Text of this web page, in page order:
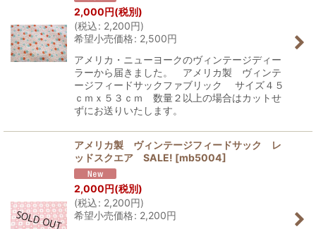
2,000円(税別)
(税込: 2,200円)
希望小売価格: 2,500円
アメリカ・ニューヨークのヴィンテージディー
ラーから届きました。 アメリカ製 ヴィンテ
ージフィードサックファブリック サイズ４５
ｃｍｘ５３ｃｍ 数量２以上の場合はカットせ
ずにお送りいたします。
アメリカ製 ヴィンテージフィードサック レ
ッドスクエア SALE! [mb5004]
2,000円(税別)
(税込: 2,200円)
希望小売価格: 2,200円